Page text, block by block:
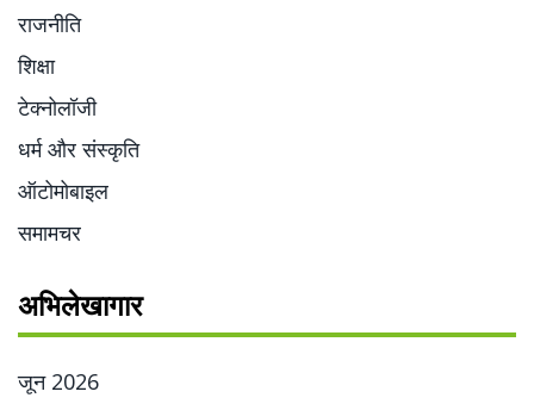
राजनीति
शिक्षा
टेक्नोलॉजी
धर्म और संस्कृति
ऑटोमोबाइल
समामचर
अभिलेखागार
जून 2026